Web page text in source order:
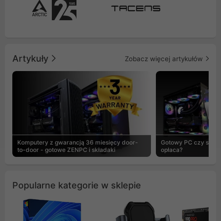
Artykuły Zobacz więcej artykułów
Komputery z gwarancją 36 miesięcy door-
to-door - gotowe ZENPC i składaki
Gotowy PC czy
opłaca?
Popularne kategorie w sklepie